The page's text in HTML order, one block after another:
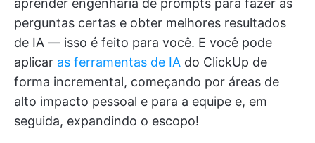
aprender engenharia de prompts para fazer as
perguntas certas e obter melhores resultados
de IA — isso é feito para você. E você pode
aplicar as ferramentas de IA do ClickUp de
forma incremental, começando por áreas de
alto impacto pessoal e para a equipe e, em
seguida, expandindo o escopo!